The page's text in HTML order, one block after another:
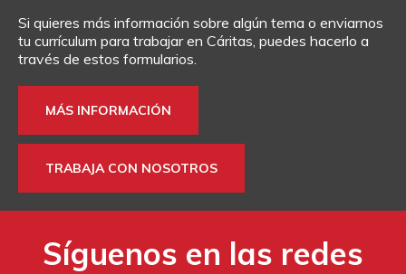
Si quieres más información sobre algún tema o enviarnos
tu currículum para trabajar en Cáritas, puedes hacerlo a
través de estos formularios.
MÁS INFORMACIÓN
TRABAJA CON NOSOTROS
Síguenos en las redes